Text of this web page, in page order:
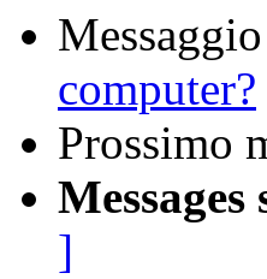
computer?
Prossimo
]